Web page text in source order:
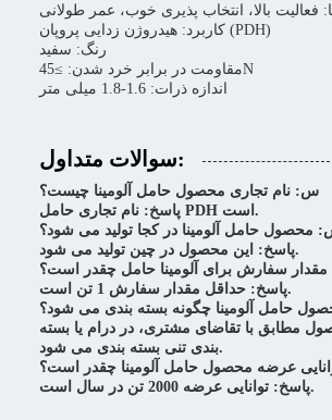
فعالیت بالا، انتخاب پذیری خوب، عمر طولانی
کاربرد: هیدروژن زدایی پروپان (PDH)
رنگ: سفید
مقاومت در برابر خرد شدن: ≥45N
اندازه ذرات: 1.6-1.8 میلی متر
سوالات متداول:
س: نام تجاری محصول حامل آلومینا چیست؟
پاسخ: نام تجاری حامل PDH است.
محصول حامل آلومینا در کجا تولید می شود؟
پاسخ: این محصول در چین تولید می شود.
سفارش برای آلومینا حامل چقدر است؟
پاسخ: حداقل مقدار سفارش 1 تن است.
حامل آلومینا چگونه بسته بندی می شود؟
مطابق با تقاضای مشتری، در درام یا بسته
بندی تنی بسته بندی می شود.
عرضه محصول حامل آلومینا چقدر است؟
پاسخ: توانایی عرضه 2000 تن در سال است.